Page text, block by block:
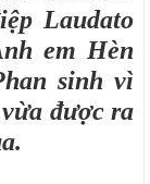
Laudato
em Hèn
sinh vì
được ra